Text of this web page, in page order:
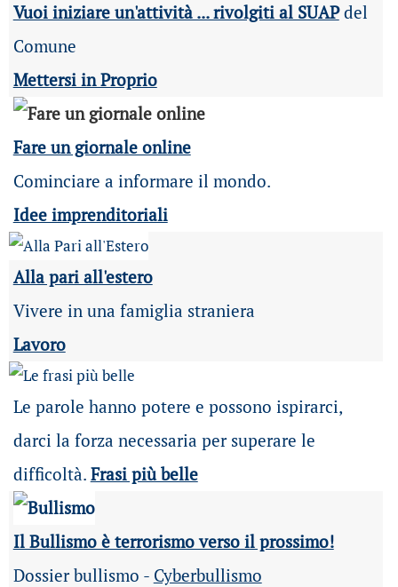
Vuoi iniziare un'attività ... rivolgiti al SUAPdel
Comune
Mettersi in Proprio
Fare un giornale online
Cominciare a informare il mondo.
Idee imprenditoriali
Alla pari all'estero
Vivere in una famiglia straniera
Lavoro
Le parole hanno potere e possono ispirarci,
darci la forza necessaria per superare le
difficoltà. Frasi più belle
Il Bullismo è terrorismo verso il prossimo!
Dossier bullismo - Cyberbullismo